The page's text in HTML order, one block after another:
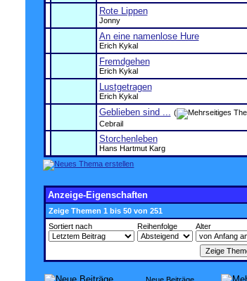
Rote Lippen
Jonny
An eine namenlose Hure
Erich Kykal
Fremdgehen
Erich Kykal
Lustgetragen
Erich Kykal
Geblieben sind ... (
Cebrail
Storchenleben
Hans Hartmut Karg
Anzeige-Eigenschaften
Zeige Themen 1 bis 50 von 251
Sortiert nach
Reihenfolge Alter